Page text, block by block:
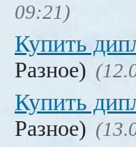
09:21)
Купить
Разное)
Купить
Разное)